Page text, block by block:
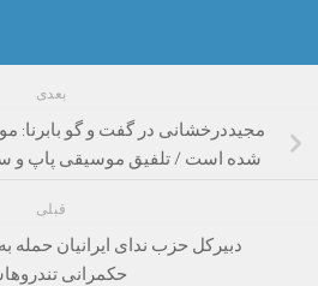
بعدی
مجیددرخشانی در گفت و گو بابرنا:
شده است / تلفیق موسیقی پاپ و
قبلی
حکمرانی